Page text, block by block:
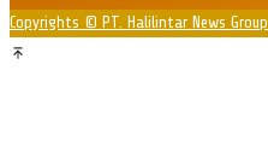
Copyrights © PT. Halilintar News Group